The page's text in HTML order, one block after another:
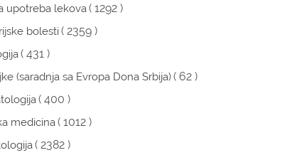
upotreba lekova( 1292 )
bolesti( 2359 )
( 431 )
(saradnja sa Evropa Dona Srbija)( 62 )
( 400 )
medicina( 1012 )
( 2382 )